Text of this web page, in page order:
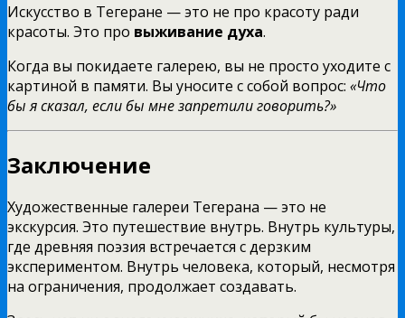
Искусство в Тегеране — это не про красоту ради
красоты. Это про выживание духа.
Когда вы покидаете галерею, вы не просто уходите с
картиной в памяти. Вы уносите с собой вопрос: «Что
бы я сказал, если бы мне запретили говорить?»
Заключение
Художественные галереи Тегерана — это не
экскурсия. Это путешествие внутрь. Внутрь культуры,
где древняя поэзия встречается с дерзким
экспериментом. Внутрь человека, который, несмотря
на ограничения, продолжает создавать.